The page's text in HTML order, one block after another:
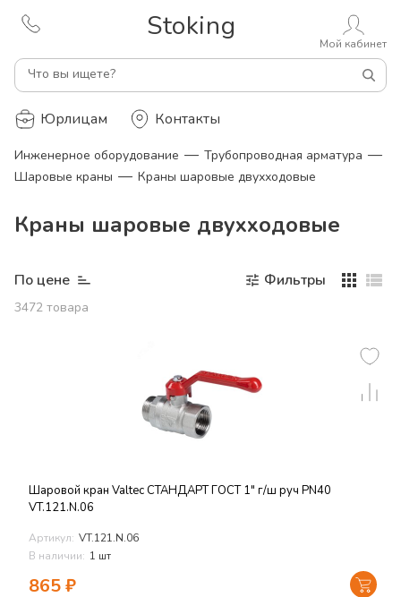
Stoking
Что вы ищете?
Мой кабинет
Юрлицам Контакты
Инженерное оборудование — Трубопроводная арматура —
Шаровые краны — Краны шаровые двухходовые
Краны шаровые двухходовые
По цене
3472 товара
Фильтры
Шаровой кран Valtec СТАНДАРТ ГОСТ 1" г/ш руч PN40
VT.121.N.06
Артикул: VT.121.N.06
В наличии: 1 шт
865₽